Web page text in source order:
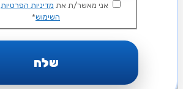
אני מאשר/ת את מדיניות הפרטיות
השימוש*